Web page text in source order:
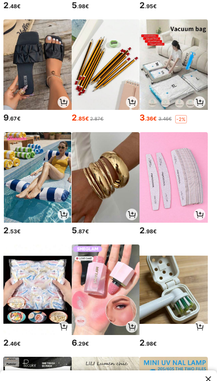
2.48€ 5.98€ 2.95€
9.67€ 2.85€ 2.87€ 3.36€ 3.46€ -2%
2.53€ 5.87€ 2.98€
2.46€ 6.29€ 2.98€